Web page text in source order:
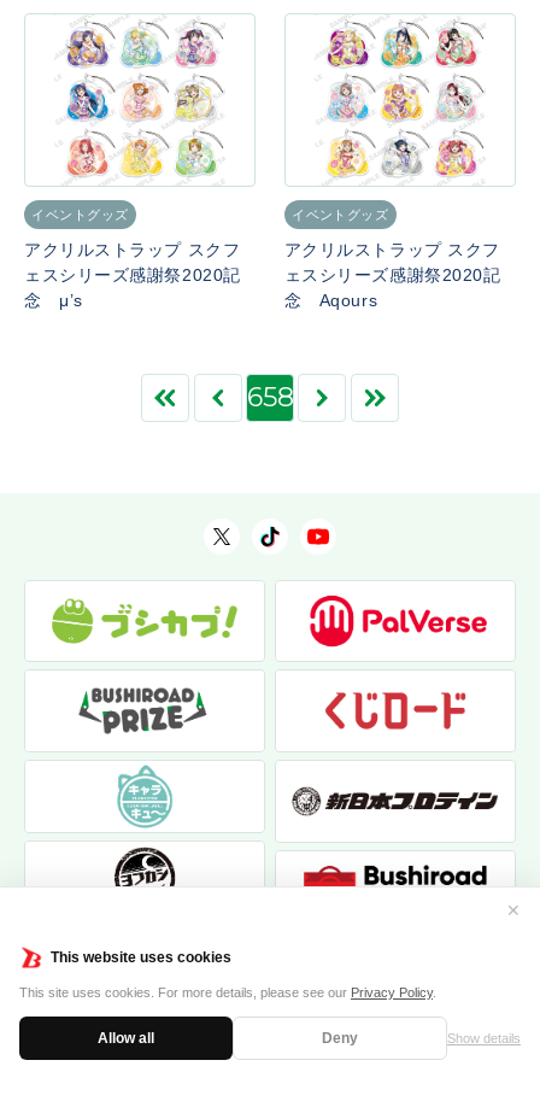
This website uses cookies
This site uses cookies. For more details, please see our Privacy Policy.
Allow all Deny Show details
✕
イベントグッズ
アクリルストラップ スクフ
ェスシリーズ感謝祭2020記
念 μ’s
イベントグッズ
アクリルストラップ スクフ
ェスシリーズ感謝祭2020記
念 Aqours
658